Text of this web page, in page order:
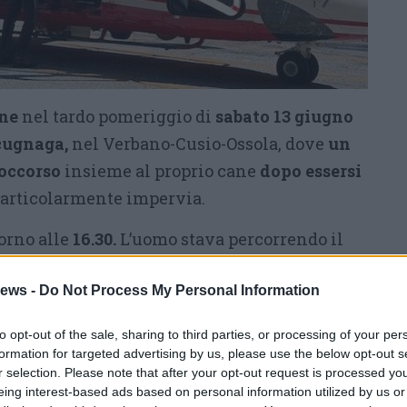
- Do Not Process My Personal Information
opt-out of the sale, sharing to third parties, or processing of your
for targeted advertising by us, please use the below opt-out
selection. Please note that after your opt-out request is processed
interest-based ads based on personal information utilized by us
nel tardo pomeriggio di sabato 13 giugno
nel Verbano-Cusio-Ossola, dove un
insieme al proprio cane dopo essersi
impervia.
alle 16.30. L’uomo stava percorrendo il
ha persol’orientamento.Nel
corretto si è ritrovato
possibilità di proseguire in sicurezza.
la zona e portare a termine le